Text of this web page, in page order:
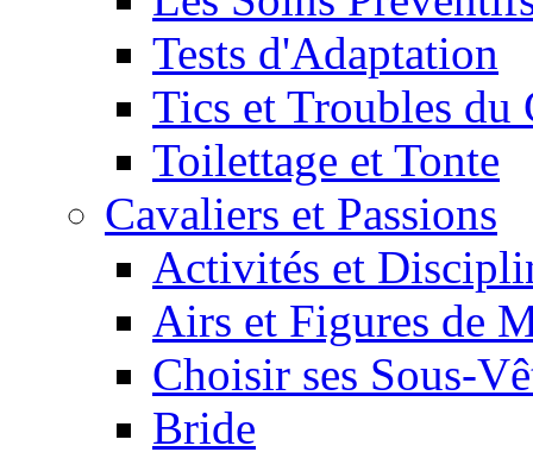
Tests d'Adaptation
Tics et Troubles du
Toilettage et Tonte
Cavaliers et Passions
Activités et
Airs et Figures de
Choisir ses Sous-
Bride